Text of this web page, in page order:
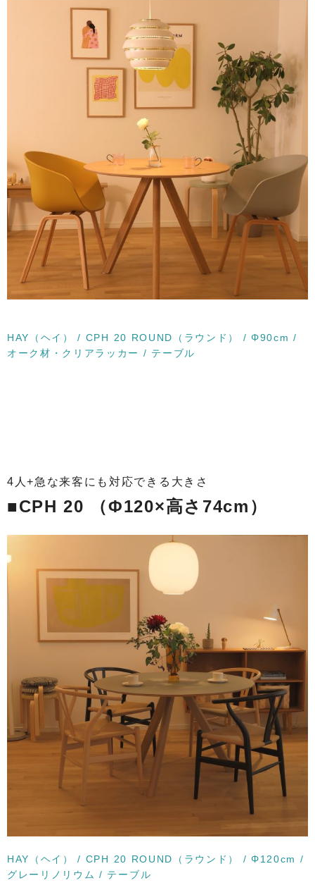
HAY（ヘイ） / CPH 20 ROUND（ラウンド） / Φ90cm /
オーク材・クリアラッカー / テーブル
4人+急な来客にも対応できる大きさ
■CPH 20 （Φ120×高さ74cm）
HAY（ヘイ） / CPH 20 ROUND（ラウンド） / Φ120cm /
グレーリノリウム / テーブル